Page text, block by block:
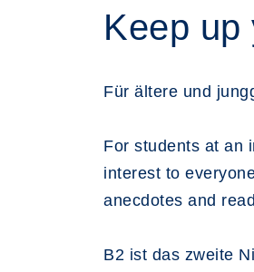
Keep up
Für ältere und
For students at an
interest to
anecdotes and
B2 ist das zweite